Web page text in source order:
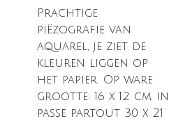
Prachtige
piëzografie van
aquarel, je ziet de
kleuren liggen op
het papier. Op ware
grootte: 16 x 12 cm, in
passe partout 30 x 21